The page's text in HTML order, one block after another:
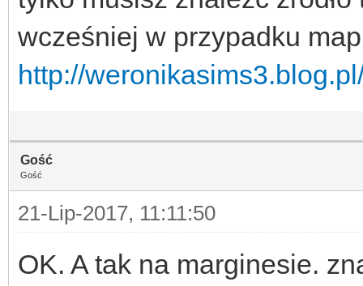
wcześniej w przypadku
http://
Gość
Gość
21-Lip-2017, 11:11:50
OK. A tak na marginesie.